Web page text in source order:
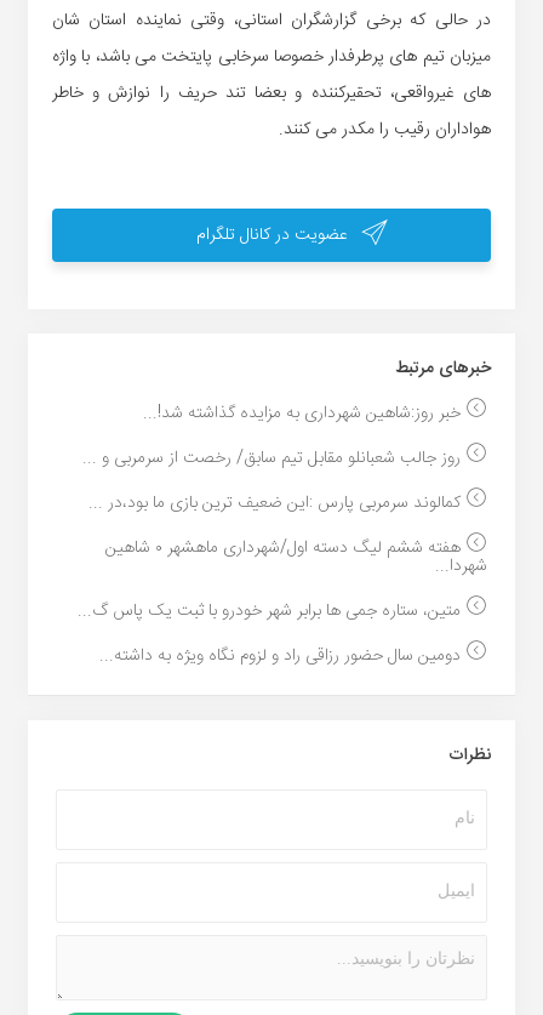
در حالی که برخی گزارشگران استانی، وقتی نماینده استان شان
میزبان تیم های پرطرفدار خصوصا سرخابی پایتخت می باشد، با واژه
های غیرواقعی، تحقیرکننده و بعضا تند حریف را نوازش و خاطر
هواداران رقیب را مکدر می کنند.
عضویت در کانال تلگرام
خبر‌های مرتبط
خبر روز:شاهین شهرداری به مزایده گذاشته شد!...
روز جالب شعبانلو مقابل تیم سابق/ رخصت از سرمربی و ...
کمالوند سرمربی پارس :این ضعیف ترین بازی ما بود،در ...
هفته ششم لیگ دسته اول/شهرداری ماهشهر ۰ شاهین
شهردا...
متین، ستاره جمی ها برابر شهر خودرو با ثبت یک پاس گ...
دومین سال حضور رزاقی راد و لزوم نگاه ویژه به داشته...
نظرات